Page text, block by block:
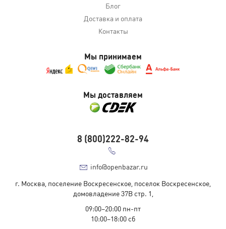
Блог
Доставка и оплата
Контакты
Мы принимаем
Мы доставляем
8 (800)222-82-94
info@openbazar.ru
г. Москва, поселение Воскресенское, поселок Воскресенское,
домовладение 37В стр. 1,
09:00–20:00 пн-пт
10:00–18:00 cб